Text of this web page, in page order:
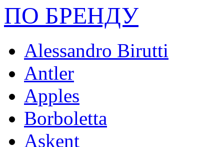
ПО БРЕНДУ
Alessandro Birutti
Antler
Apples
Borboletta
Askent